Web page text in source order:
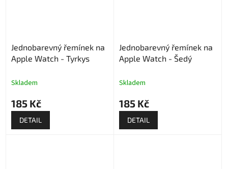
Jednobarevný řemínek na
Apple Watch - Tyrkys
Skladem
185 Kč
DETAIL
Jednobarevný řemínek na
Apple Watch - Šedý
Skladem
185 Kč
DETAIL